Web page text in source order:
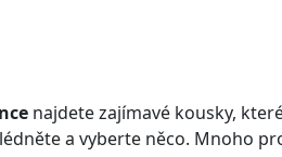
najdete zajímavé kousky,
a vyberte něco. Mnoho